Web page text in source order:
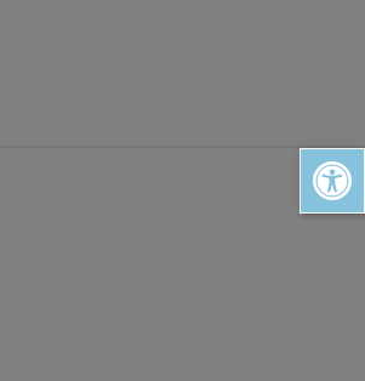
Open toolbar